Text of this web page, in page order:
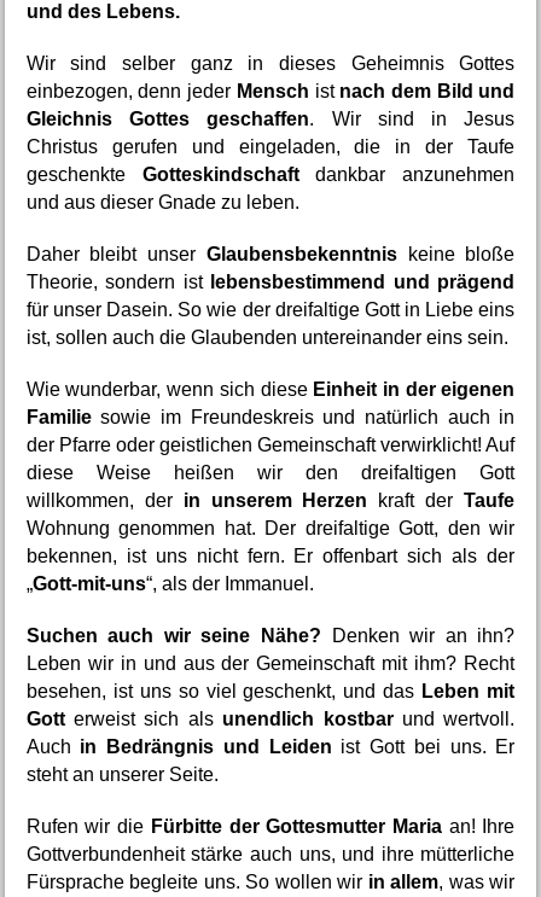
und des Lebens.
Wir sind selber ganz in dieses Geheimnis Gottes
einbezogen, denn jeder Mensch ist nach dem Bild und
Gleichnis Gottes geschaffen. Wir sind in Jesus
Christus gerufen und eingeladen, die in der Taufe
geschenkte Gotteskindschaft dankbar anzunehmen
und aus dieser Gnade zu leben.
Daher bleibt unser Glaubensbekenntnis keine bloße
Theorie, sondern ist lebensbestimmend und prägend
für unser Dasein. So wie der dreifaltige Gott in Liebe eins
ist, sollen auch die Glaubenden untereinander eins sein.
Wie wunderbar, wenn sich diese Einheit in der eigenen
Familie sowie im Freundeskreis und natürlich auch in
der Pfarre oder geistlichen Gemeinschaft verwirklicht! Auf
diese Weise heißen wir den dreifaltigen Gott
willkommen, der in unserem Herzen kraft der Taufe
Wohnung genommen hat. Der dreifaltige Gott, den wir
bekennen, ist uns nicht fern. Er offenbart sich als der
„Gott-mit-uns“, als der Immanuel.
Suchen auch wir seine Nähe? Denken wir an ihn?
Leben wir in und aus der Gemeinschaft mit ihm? Recht
besehen, ist uns so viel geschenkt, und das Leben mit
Gott erweist sich als unendlich kostbar und wertvoll.
Auch in Bedrängnis und Leiden ist Gott bei uns. Er
steht an unserer Seite.
Rufen wir die Fürbitte der Gottesmutter Maria an! Ihre
Gottverbundenheit stärke auch uns, und ihre mütterliche
Fürsprache begleite uns. So wollen wir in allem, was wir